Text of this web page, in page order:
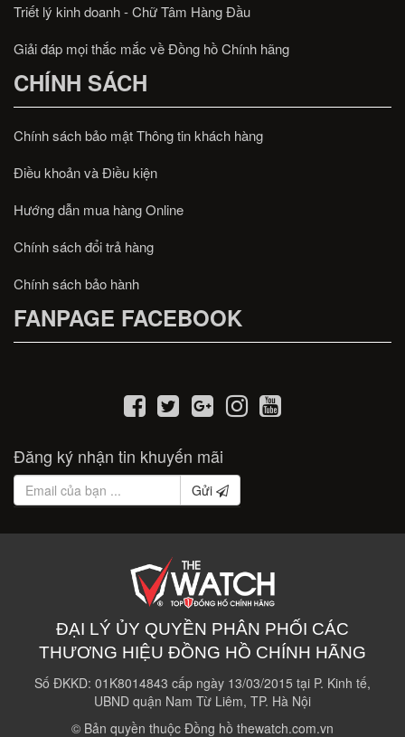
Triết lý kinh doanh - Chữ Tâm Hàng Đầu
Giải đáp mọi thắc mắc về Đồng hồ Chính hãng
CHÍNH SÁCH
Chính sách bảo mật Thông tin khách hàng
Điều khoản và Điều kiện
Hướng dẫn mua hàng Online
Chính sách đổi trả hàng
Chính sách bảo hành
FANPAGE FACEBOOK
Đăng ký nhận tin khuyến mãi
Gửi
ĐẠI LÝ ỦY QUYỀN PHÂN PHỐI CÁC
THƯƠNG HIỆU ĐỒNG HỒ CHÍNH HÃNG
Số ĐKKD: 01K8014843 cấp ngày 13/03/2015 tại P. Kinh tế,
UBND quận Nam Từ Liêm, TP. Hà Nội
© Bản quyền thuộc Đồng hồ thewatch.com.vn